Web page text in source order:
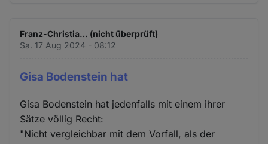
Franz-Christia… (nicht überprüft)
Sa. 17 Aug 2024 - 08:12
Gisa Bodenstein hat
Gisa Bodenstein hat jedenfalls mit einem ihrer
Sätze völlig Recht:
"Nicht vergleichbar mit dem Vorfall, als der